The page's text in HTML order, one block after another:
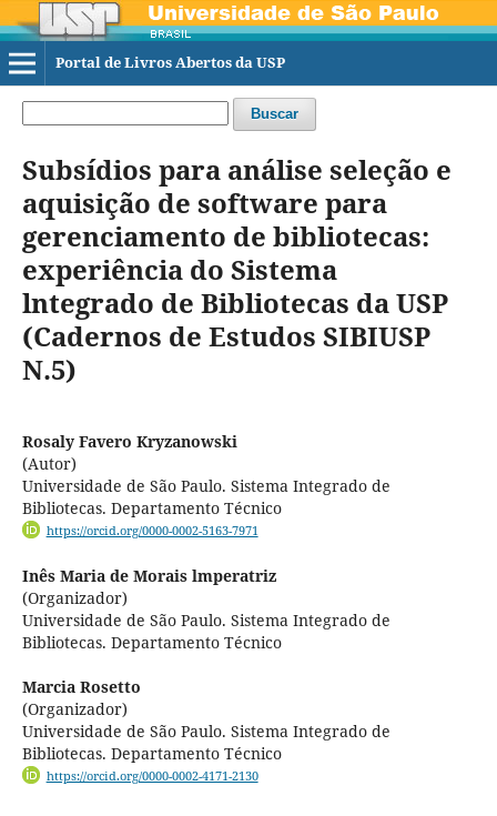
Portal de Livros Abertos da USP
Buscar
Subsídios para análise seleção e
aquisição de software para
gerenciamento de bibliotecas:
experiência do Sistema
lntegrado de Bibliotecas da USP
(Cadernos de Estudos SIBIUSP
N.5)
Rosaly Favero Kryzanowski
(Autor)
Universidade de São Paulo. Sistema Integrado de
Bibliotecas. Departamento Técnico
https://orcid.org/0000-0002-5163-7971
Inês Maria de Morais lmperatriz
(Organizador)
Universidade de São Paulo. Sistema Integrado de
Bibliotecas. Departamento Técnico
Marcia Rosetto
(Organizador)
Universidade de São Paulo. Sistema Integrado de
Bibliotecas. Departamento Técnico
https://orcid.org/0000-0002-4171-2130